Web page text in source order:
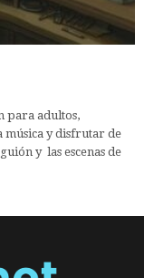
para adultos,
música y disfrutar de
y las escenas de